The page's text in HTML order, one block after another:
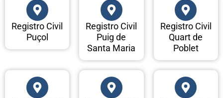
Registro Civil
Puçol
Registro Civil
Puig de
Santa Maria
Registro Civil
Quart de
Poblet